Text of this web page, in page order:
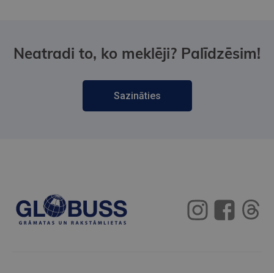
Neatradi to, ko meklēji? Palīdzēsim!
Sazināties